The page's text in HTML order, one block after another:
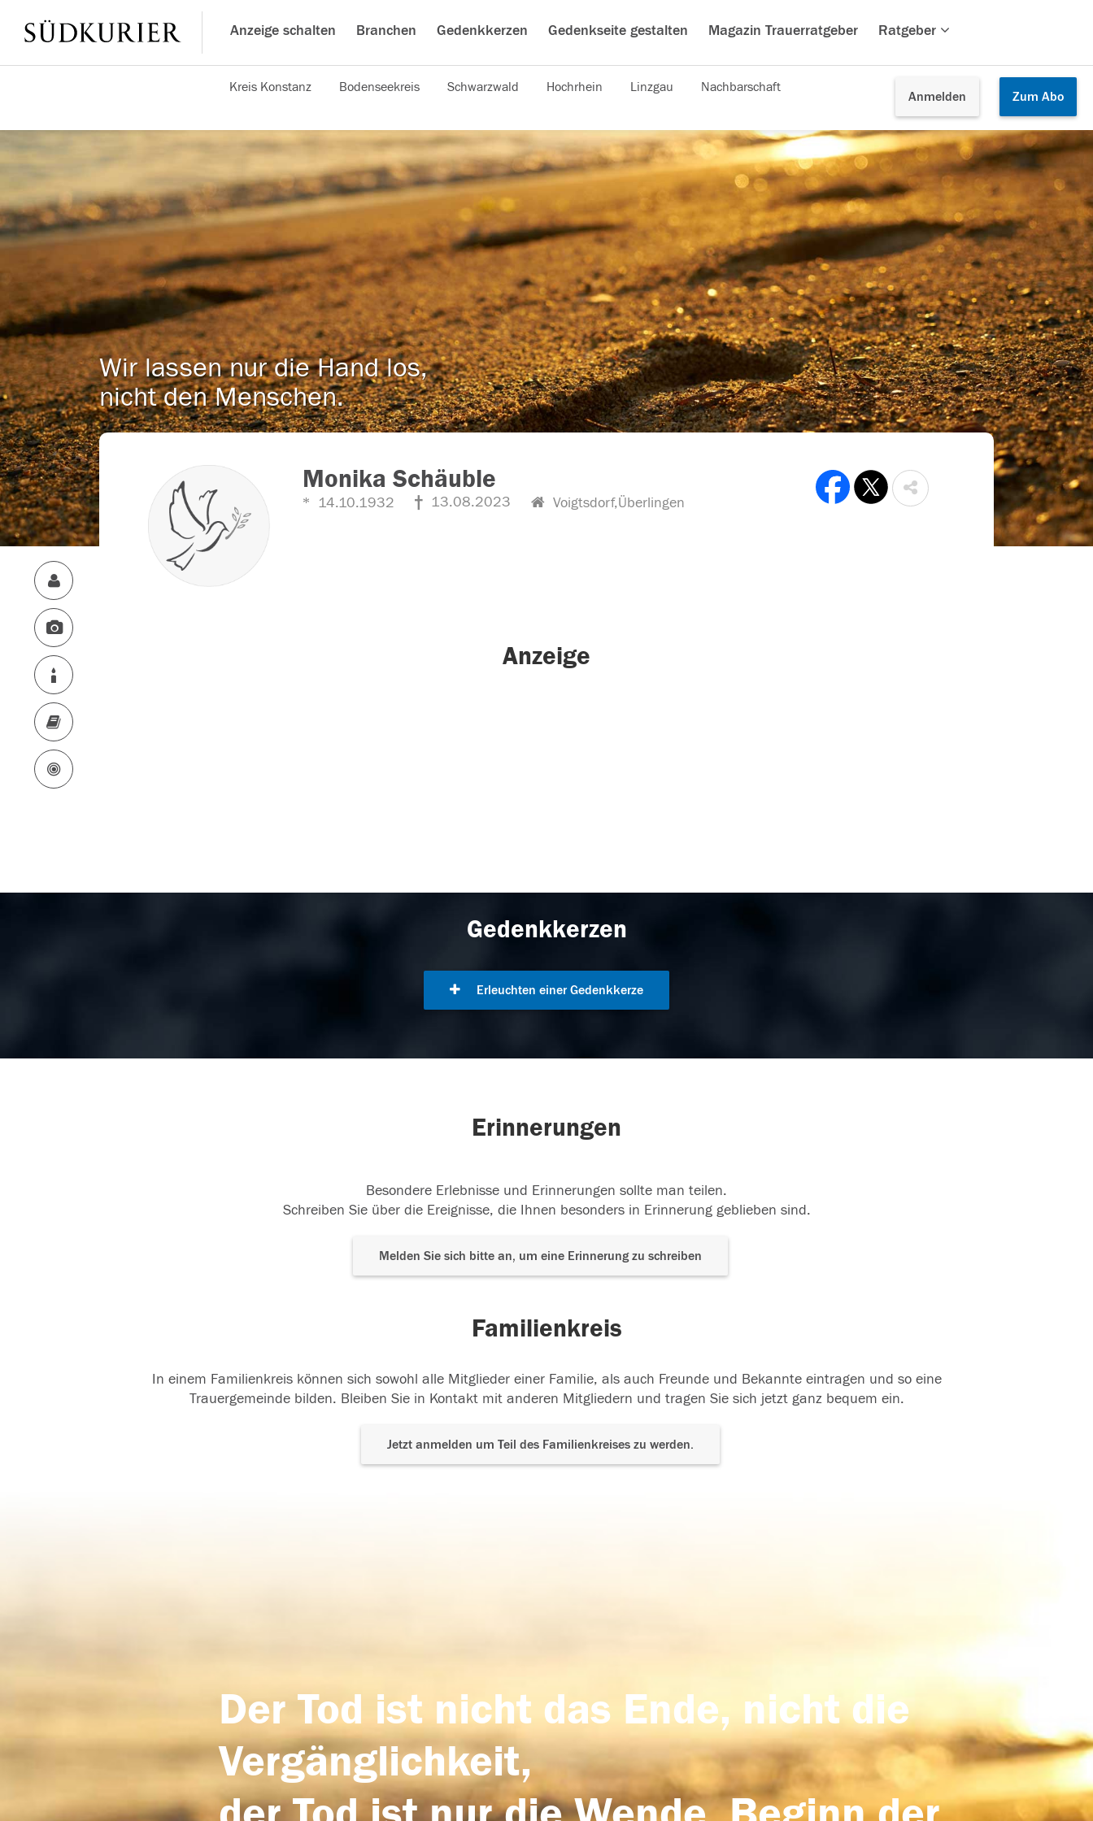
Anzeige schalten Branchen Gedenkkerzen Gedenkseite gestalten Magazin Trauerratgeber Ratgeber
Anmelden Zum Abo
Kreis Konstanz Bodenseekreis Schwarzwald Hochrhein Linzgau Nachbarschaft
Wir lassen nur die Hand los,
nicht den Menschen.
Monika Schäuble
14.10.1932 13.08.2023 Voigtsdorf,Überlingen
Anzeige
Gedenkkerzen
Erleuchten einer Gedenkkerze
Erinnerungen
Besondere Erlebnisse und Erinnerungen sollte man teilen.
Schreiben Sie über die Ereignisse, die Ihnen besonders in Erinnerung geblieben sind.
Melden Sie sich bitte an, um eine Erinnerung zu schreiben
Familienkreis
In einem Familienkreis können sich sowohl alle Mitglieder einer Familie, als auch Freunde und Bekannte eintragen und so eine
Trauergemeinde bilden. Bleiben Sie in Kontakt mit anderen Mitgliedern und tragen Sie sich jetzt ganz bequem ein.
Jetzt anmelden um Teil des Familienkreises zu werden.
Der Tod ist nicht das Ende, nicht die
Vergänglichkeit,